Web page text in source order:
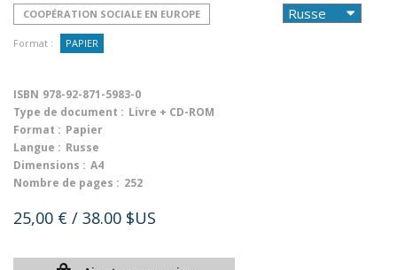
COOPÉRATION SOCIALE EN EUROPE
Format : PAPIER
ISBN 978-92-871-5983-0
Type de document : Livre + CD-ROM
Format : Papier
Langue : Russe
Dimensions : A4
Nombre de pages : 252
25,00 € / 38.00 $US